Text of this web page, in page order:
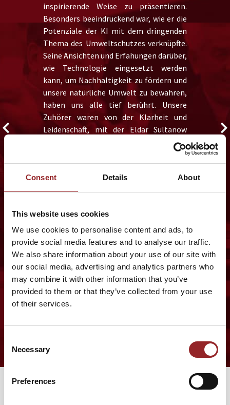
Consent Details About
This website uses cookies
We use cookies to personalise content and ads, to
provide social media features and to analyse our traffic.
We also share information about your use of our site with
our social media, advertising and analytics partners who
may combine it with other information that you’ve
provided to them or that they’ve collected from your use
of their services.
Selection
Necessary
Preferences
inspirierende Weise zu präsentieren.
Besonders beeindruckend war, wie er die
Potenziale der KI mit dem dringenden
Thema des Umweltschutzes verknüpfte.
Seine Ansichten und Erfahungen darüber,
wie Technologie eingesetzt werden
kann, um Nachhaltigkeit zu fördern und
unsere natürliche Umwelt zu bewahren,
haben uns alle tief berührt. Unsere
Zuhörer waren von der Klarheit und
Leidenschaft, mit der Eldar Sultanow
seine Botschaft vermittelte, absolut
begeistert. Er schafft es, ein komplexes
Thema verständlich, unterhaltsam und
gleichzeitig hoch motivierend
darzustellen. Seine innovative
auf die Zukunft der KI hinterließen bei
uns allen einen nachhaltigen Eindruck.
Wir danken Eldar Sultanow herzlich für
diesen außergewöhnlichen und
inspirierenden Vortrag. Er hat uns nicht
nur neue Perspektiven aufgezeigt,
sondern auch Mut gemacht, die
VORTRÄGE VON DR. ELDAR